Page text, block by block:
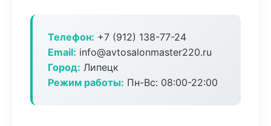
Телефон: +7 (912) 138-77-24
Email: info@avtosalonmaster220.ru
Город: Липецк
Режим работы: Пн-Вс: 08:00-22:00